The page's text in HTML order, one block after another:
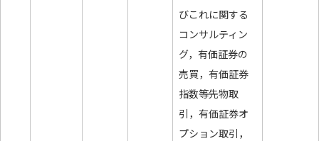
びこれに関する
コンサルティン
グ，有価証券の
売買，有価証券
指数等先物取
引，有価証券オ
プション取引，